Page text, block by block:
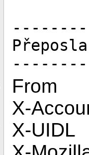
--------
--------
From
X-
X-UIDL